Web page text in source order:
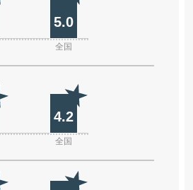
5.0
全国
4.2
全国